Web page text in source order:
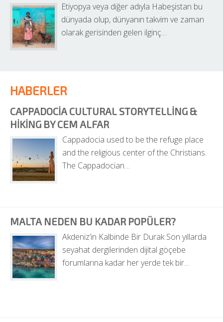
Etiyopya veya diğer adıyla Habeşistan bu
dünyada olup, dünyanın takvim ve zaman
olarak gerisinden gelen ilginç…
HABERLER
CAPPADOCIA CULTURAL STORYTELLING &
HIKING BY CEM ALFAR
Cappadocia used to be the refuge place
and the religious center of the Christians.
The Cappadocian…
MALTA NEDEN BU KADAR POPÜLER?
Akdeniz’in Kalbinde Bir Durak Son yıllarda
seyahat dergilerinden dijital göçebe
forumlarına kadar her yerde tek bir…